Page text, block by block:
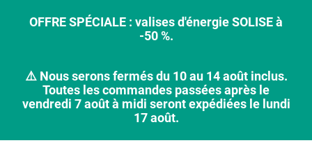
OFFRE SPÉCIALE : valises d'énergie SOLISE à
-50 %.
⚠️ Nous serons fermés du 10 au 14 août inclus.
Toutes les commandes passées après le
vendredi 7 août à midi seront expédiées le lundi
17 août.